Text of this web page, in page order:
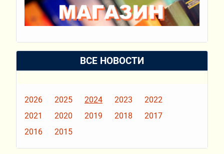
ВСЕ НОВОСТИ
2026 2025 2024 2023
2022
2021
2020 2019 2018
2017
2016
2015